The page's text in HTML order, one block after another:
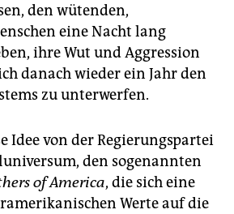
den wütenden,
eine Nacht lang
ihre Wut und Aggression
danach wieder ein Jahr den
zu unterwerfen.
von der Regierungspartei
den sogenannten
of America, die sich eine
Werte auf die